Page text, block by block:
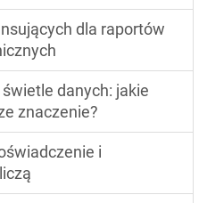
dla raportów
danych: jakie
znaczenie?
i